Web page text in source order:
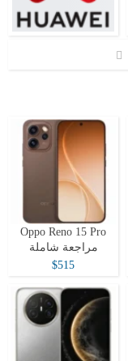
Oppo Reno 15 Pro
مراجعة شاملة
$515